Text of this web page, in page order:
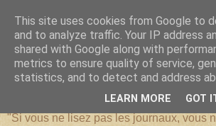
SERIATIM
"Si vous ne lisez pas les journaux, vous
This site uses cookies from Google to
and to analyze traffic. Your IP address
shared with Google along with
metrics to ensure quality of service,
statistics, and to detect and address
LEARN MORE GOT